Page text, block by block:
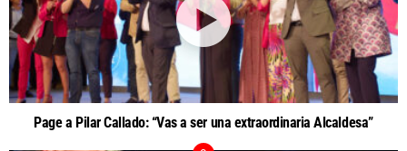
Page a Pilar Callado: “Vas a ser una extraordinaria Alcaldesa”